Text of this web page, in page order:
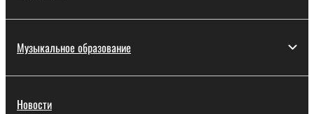
Музыкальное образование
Новости